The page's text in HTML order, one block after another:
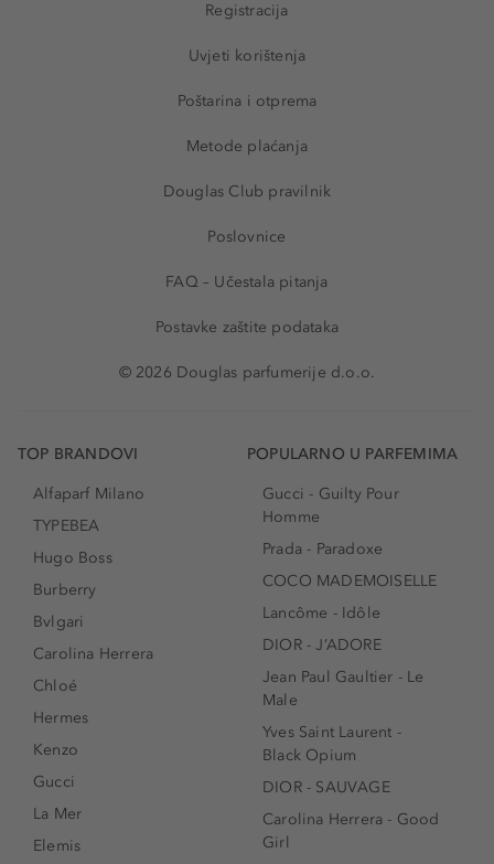
Registracija
Uvjeti korištenja
Poštarina i otprema
Metode plaćanja
Douglas Club pravilnik
Poslovnice
FAQ – Učestala pitanja
Postavke zaštite podataka
© 2026 Douglas parfumerije d.o.o.
TOP BRANDOVI
Alfaparf Milano
TYPEBEA
Hugo Boss
Burberry
Bvlgari
Carolina Herrera
Chloé
Hermes
Kenzo
Gucci
La Mer
Elemis
POPULARNO U PARFEMIMA
Gucci - Guilty Pour
Homme
Prada - Paradoxe
COCO MADEMOISELLE
Lancôme - Idôle
DIOR - J’ADORE
Jean Paul Gaultier - Le
Male
Yves Saint Laurent -
Black Opium
DIOR - SAUVAGE
Carolina Herrera - Good
Girl